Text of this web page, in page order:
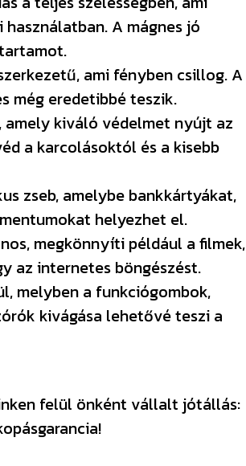
A mágnes jó
ami fényben csillog. A
még eredetibbé teszik.
kiváló védelmet nyújt az
a karcolásoktól és a kisebb
zseb, amelybe bankkártyákat,
helyezhet el.
megkönnyíti például a filmek,
az internetes böngészést.
melyben a funkciógombok,
kivágása lehetővé teszi a
felül önként vállalt jótállás: